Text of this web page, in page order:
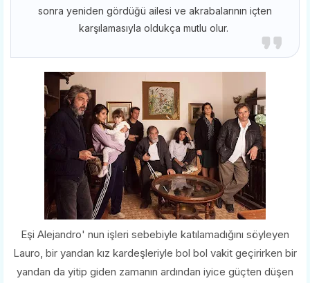
sonra yeniden gördüğü ailesi ve akrabalarının içten
karşılamasıyla oldukça mutlu olur.
Eşi Alejandro' nun işleri sebebiyle katılamadığını söyleyen
Lauro, bir yandan kız kardeşleriyle bol bol vakit geçirirken bir
yandan da yitip giden zamanın ardından iyice güçten düşen